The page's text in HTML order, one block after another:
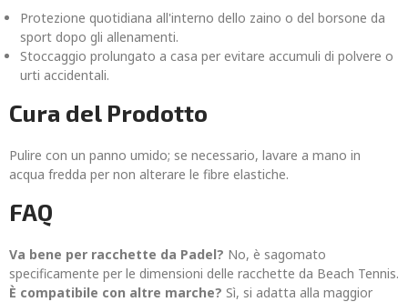
Protezione quotidiana all'interno dello zaino o del borsone da
sport dopo gli allenamenti.
Stoccaggio prolungato a casa per evitare accumuli di polvere o
urti accidentali.
Cura del Prodotto
Pulire con un panno umido; se necessario, lavare a mano in
acqua fredda per non alterare le fibre elastiche.
FAQ
Va bene per racchette da Padel? No, è sagomato
specificamente per le dimensioni delle racchette da Beach Tennis.
È compatibile con altre marche? Sì, si adatta alla maggior